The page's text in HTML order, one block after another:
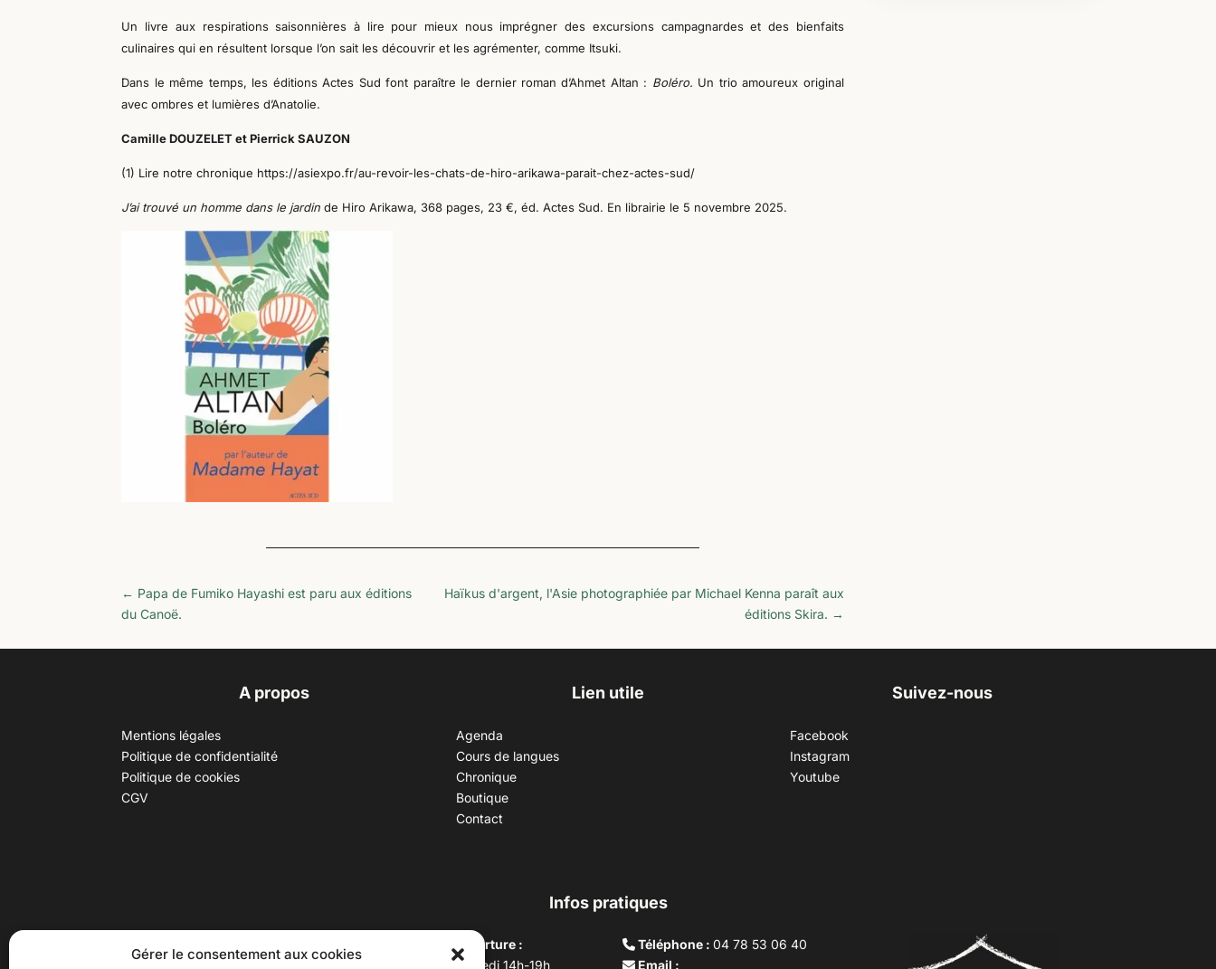
Gérer le consentement aux cookies
Un livre aux respirations saisonnières à lire pour mieux nous imprégner des excursions campagnardes et des bienfaits
culinaires qui en résultent lorsque l’on sait les découvrir et les agrémenter, comme Itsuki.
Dans le même temps, les éditions Actes Sud font paraître le dernier roman d’Ahmet Altan : Boléro. Un trio amoureux original
avec ombres et lumières d’Anatolie.
Camille DOUZELET et Pierrick SAUZON
(1) Lire notre chronique https://asiexpo.fr/au-revoir-les-chats-de-hiro-arikawa-parait-chez-actes-sud/
J’ai trouvé un homme dans le jardinde Hiro Arikawa, 368 pages, 23 €, éd. Actes Sud. En librairie le 5 novembre 2025.
← Papa de Fumiko Hayashi est paru aux éditions
du Canoë.
Haïkus d'argent, l'Asie photographiée par Michael Kenna paraît aux
éditions Skira. →
A propos
Mentions légales
Politique de confidentialité
Politique de cookies
CGV
Lien utile
Agenda
Cours de langues
Chronique
Boutique
Contact
Suivez-nous
Facebook
Instagram
Youtube
Infos pratiques
(adresse postale : 62 rue St
Horaires d’ouverture :
Du mardi au vendredi 14h-19h
Téléphone :04 78 53 06 40
Email :